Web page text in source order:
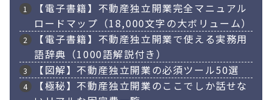
【電子書籍】不動産独立開業完全マニュアル
ロードマップ（18,000文字の大ボリューム）
【電子書籍】不動産独立開業で使える実務用
語辞典（1000語解説付き）
【図解】不動産独立開業の必須ツール50選
【極秘】不動産独立開業のここでしか話せな